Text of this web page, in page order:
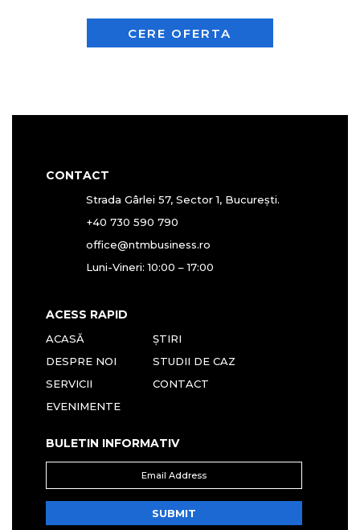
CERE OFERTA
CONTACT
Strada Gârlei 57, Sector 1, București.
+40 730 590 790
office@ntmbusiness.ro
Luni-Vineri: 10:00 – 17:00
ACESS RAPID
ACASĂ
DESPRE NOI
SERVICII
EVENIMENTE
ȘTIRI
STUDII DE CAZ
CONTACT
BULETIN INFORMATIV
Email